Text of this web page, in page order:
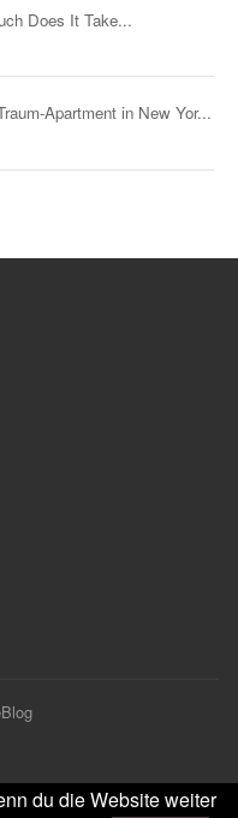
Does It Take...
Apartment in New Yor...
du die Website weiter